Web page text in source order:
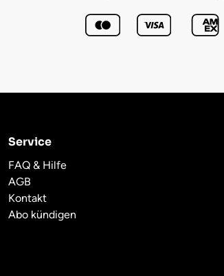
Service
FAQ & Hilfe
AGB
Kontakt
Abo kündigen